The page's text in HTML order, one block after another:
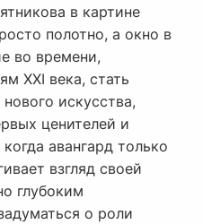
в картине
полотно, а окно в
во времени,
XXI века, стать
искусства,
ценителей и
авангард только
взгляд своей
глубоким
о роли